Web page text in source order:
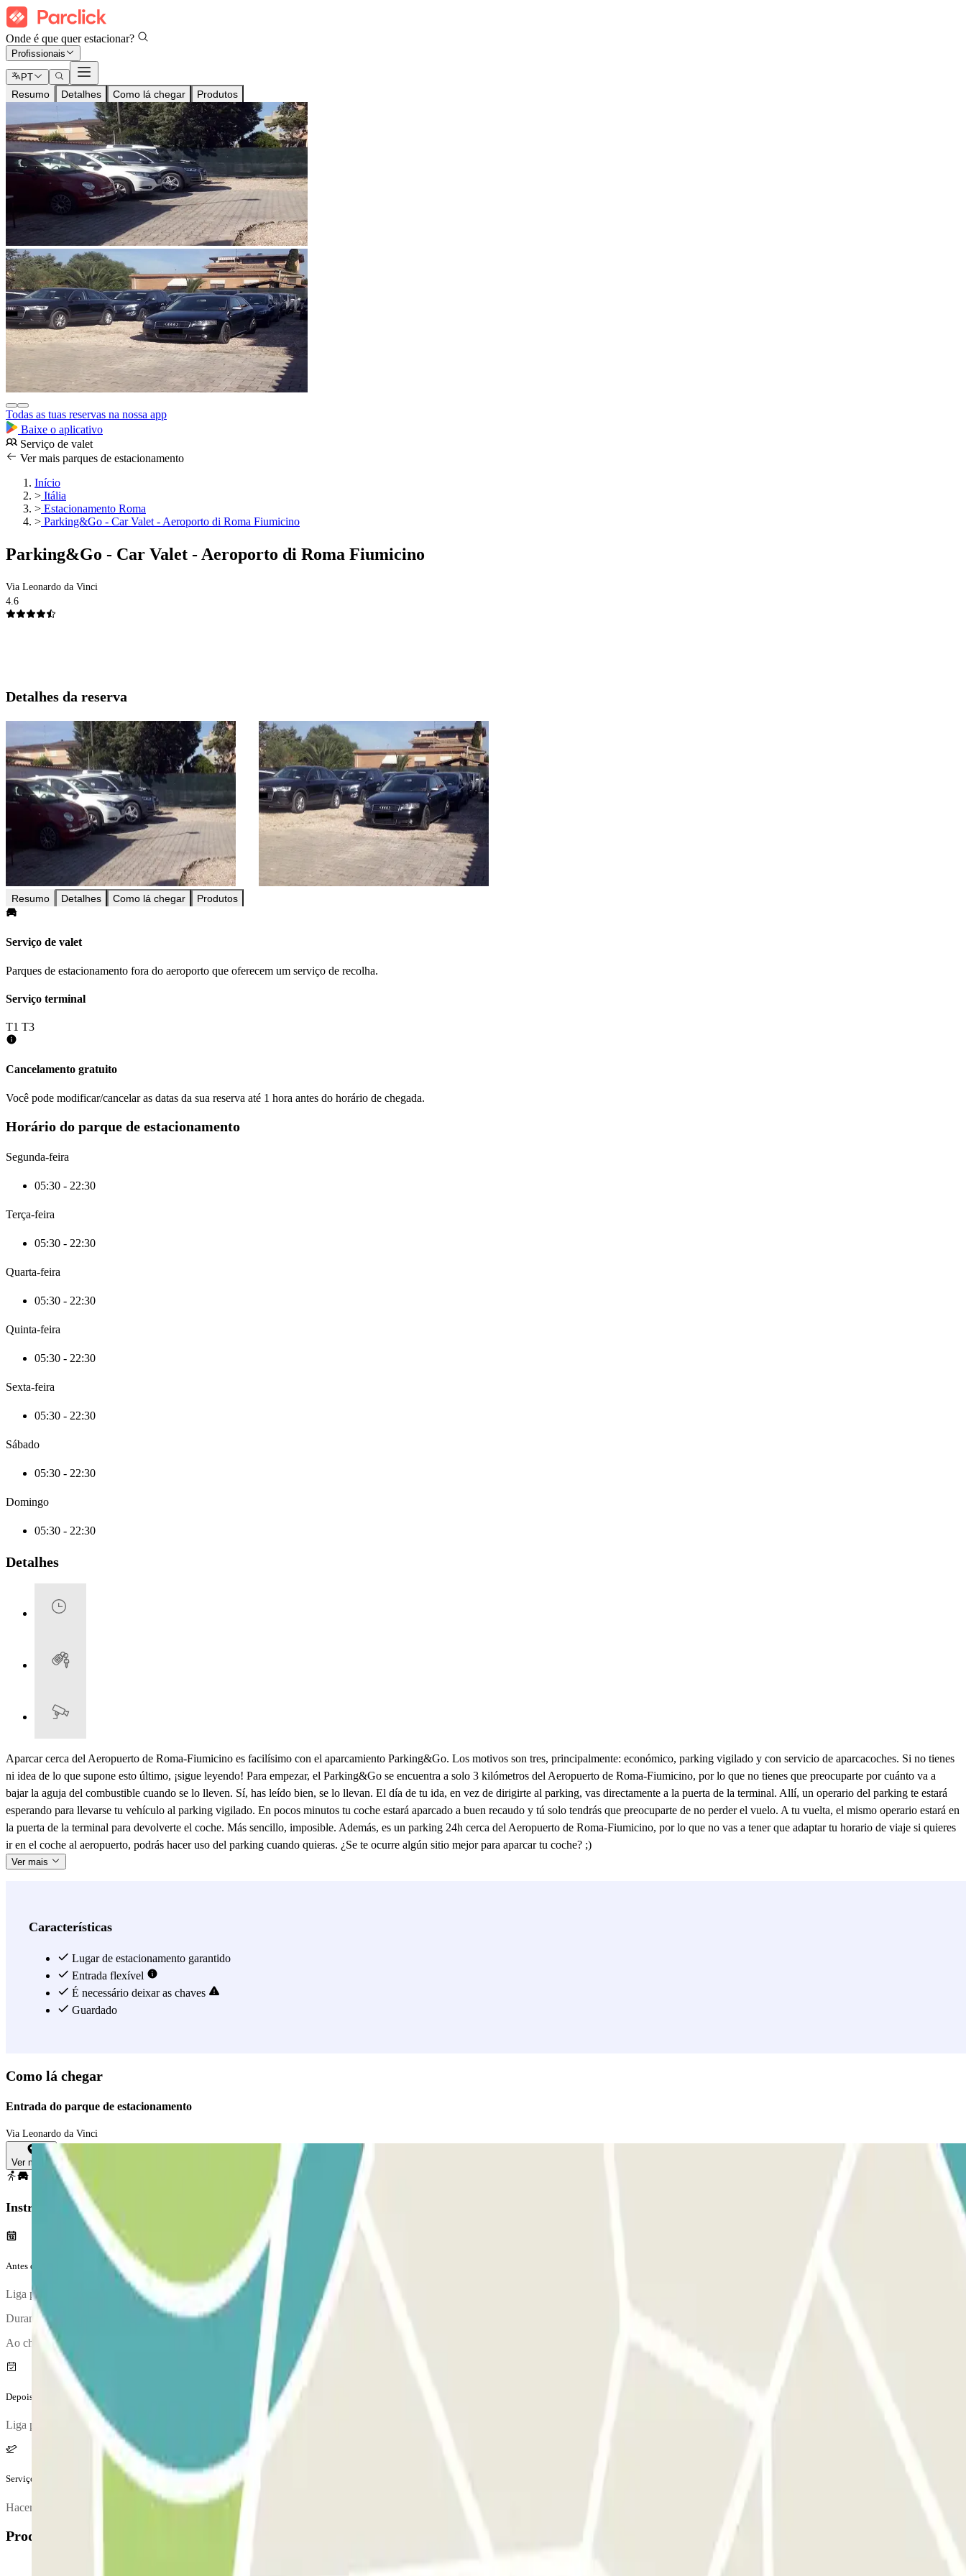
Onde é que quer estacionar?
Profissionais
PT
Resumo Detalhes Como lá chegar Produtos
Todas as tuas reservas na nossa app
Baixe o aplicativo
Serviço de valet
Ver mais parques de estacionamento
Início
> Itália
> Estacionamento Roma
> Parking&Go - Car Valet - Aeroporto di Roma Fiumicino
Parking&Go - Car Valet - Aeroporto di Roma Fiumicino
Via Leonardo da Vinci
4.6
Detalhes da reserva
Resumo Detalhes Como lá chegar Produtos
Serviço de valet
Parques de estacionamento fora do aeroporto que oferecem um serviço de recolha.
Serviço terminal
T1 T3
Cancelamento gratuito
Você pode modificar/cancelar as datas da sua reserva até 1 hora antes do horário de chegada.
Horário do parque de estacionamento
Segunda-feira
05:30 - 22:30
Terça-feira
05:30 - 22:30
Quarta-feira
05:30 - 22:30
Quinta-feira
05:30 - 22:30
Sexta-feira
05:30 - 22:30
Sábado
05:30 - 22:30
Domingo
05:30 - 22:30
Detalhes
Aparcar cerca del Aeropuerto de Roma-Fiumicino es facilísimo con el aparcamiento Parking&Go. Los motivos son tres, principalmente: económico, parking vigilado y con servicio de aparcacoches. Si no tienes
ni idea de lo que supone esto último, ¡sigue leyendo! Para empezar, el Parking&Go se encuentra a solo 3 kilómetros del Aeropuerto de Roma-Fiumicino, por lo que no tienes que preocuparte por cuánto va a
bajar la aguja del combustible cuando se lo lleven. Sí, has leído bien, se lo llevan. El día de tu ida, en vez de dirigirte al parking, vas directamente a la puerta de la terminal. Allí, un operario del parking te estará
esperando para llevarse tu vehículo al parking vigilado. En pocos minutos tu coche estará aparcado a buen recaudo y tú solo tendrás que preocuparte de no perder el vuelo. A tu vuelta, el mismo operario estará en
la puerta de la terminal para devolverte el coche. Más sencillo, imposible. Además, es un parking 24h cerca del Aeropuerto de Roma-Fiumicino, por lo que no vas a tener que adaptar tu horario de viaje si quieres
ir en el coche al aeropuerto, podrás hacer uso del parking cuando quieras. ¿Se te ocurre algún sitio mejor para aparcar tu coche? ;)
Ver mais
Características
Lugar de estacionamento garantido
Entrada flexível
É necessário deixar as chaves
Guardado
Como lá chegar
Entrada do parque de estacionamento
Via Leonardo da Vinci
Ver mapa
Instruções
Antes da tua viagem
Liga para o parque de estacionamento aproximadamente 10 minutos antes de chegares ao aeroporto. O número de telefone do parque de estacionamento será fornecido assim que tiveres finalizado a reserva.
Durante a chamada, um funcionário irá confirmar-te o ponto de encontro.
Ao chegares, irá realizar-se uma inspeção do teu veículo.
Depois da tua viagem
Liga para o parque de estacionamento para solicitares a entrega do veículo. O número de telefone do parque de estacionamento será fornecido assim que concluíres a reserva.
Serviços extra (não incluídos no preço)
Hacer uso del servicio de aparcacoches entre las 22:00 y las 5:30 supondrá un recargo de 8€ adicionales.
Produtos disponíveis